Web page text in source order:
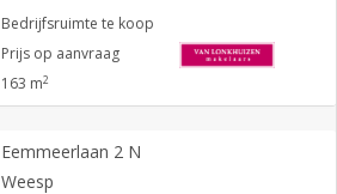
Bedrijfsruimte te koop
Prijs op aanvraag
163 m2
Eemmeerlaan 2 N
Weesp